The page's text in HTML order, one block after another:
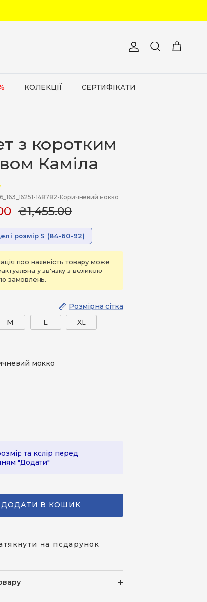
Обліковий запис
Пошук Кошик
КОЛЕКЦІЇ СЕРТИФІКАТИ
з коротким
Каміла
148782-Коричневий мокко
₴1,455.00
розмір S (84-60-92)
про наявність товару може
у зв'язку з великою
замовлень.
Розмірна сітка
M L XL
мокко
та колір перед
"Додати"
ДОДАТИ В КОШИК
на подарунок